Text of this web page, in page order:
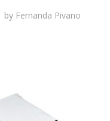
by Fernanda Pivano